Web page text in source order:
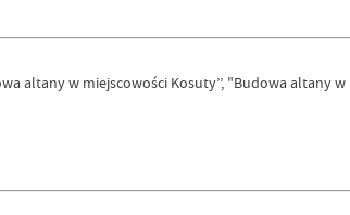
w miejscowości Kosuty’’, "Budowa altany w